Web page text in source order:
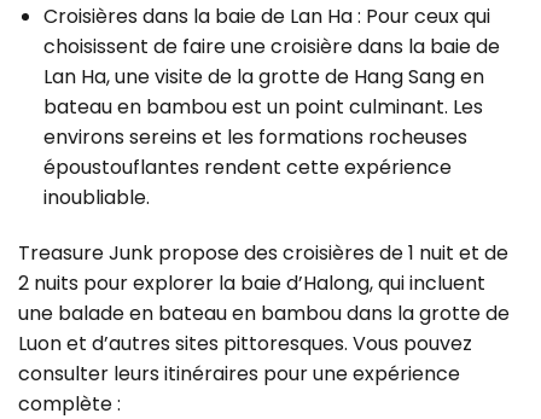
Croisières dans la baie de Lan Ha : Pour ceux qui
choisissent de faire une croisière dans la baie de
Lan Ha, une visite de la grotte de Hang Sang en
bateau en bambou est un point culminant. Les
environs sereins et les formations rocheuses
époustouflantes rendent cette expérience
inoubliable.
Treasure Junk propose des croisières de 1 nuit et de
2 nuits pour explorer la baie d’Halong, qui incluent
une balade en bateau en bambou dans la grotte de
Luon et d’autres sites pittoresques. Vous pouvez
consulter leurs itinéraires pour une expérience
complète :